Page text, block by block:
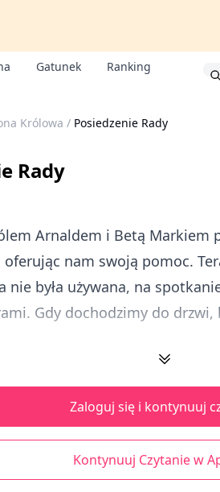
Gatunek
Ranking
Królowa / Posiedzenie Rady
Rady
Arnaldem i Betą Markiem
oferując nam swoją pomoc.
nie była używana, na
Gdy dochodzimy do drzwi,
Zaloguj się i kontynuuj
Kontynuuj Czytanie w